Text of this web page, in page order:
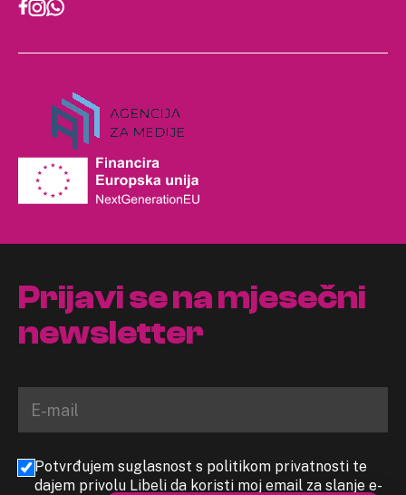
Prijavi se na mjesečni
newsletter
Potvrđujem suglasnost s politikom privatnosti te
dajem privolu Libeli da koristi moj email za slanje e-